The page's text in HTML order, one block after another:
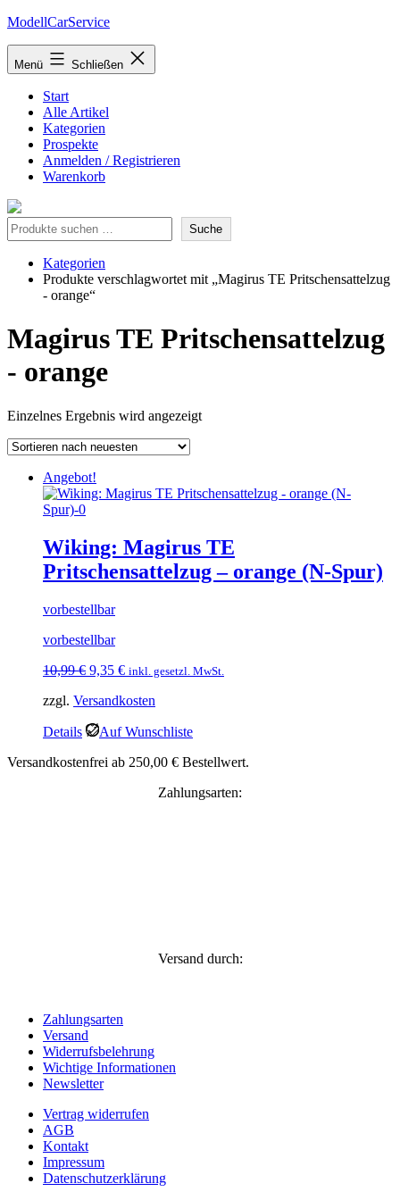
Zum
springen
ModellCarService
Menü Schließen
Start
Alle Artikel
Kategorien
Prospekte
Anmelden / Registrieren
Warenkorb
Suche Suche
Kategorien
Produkte verschlagwortet mit „Magirus TE Pritschensattelzug
- orange“
Magirus TE Pritschensattelzug
- orange
Einzelnes Ergebnis wird angezeigt
Angebot!
Wiking: Magirus TE
Pritschensattelzug – orange (N-Spur)
vorbestellbar
vorbestellbar
10,99€ Ursprünglicher
war:
9,35 €Aktueller
ist:
inkl. gesetzl. MwSt.
zzgl. Versandkosten
Details
Auf Wunschliste
Versandkostenfrei ab 250,00 € Bestellwert.
Zahlungsarten:
Versand durch:
Zahlungsarten
Versand
Widerrufsbelehrung
Wichtige Informationen
Newsletter
Vertrag widerrufen
AGB
Kontakt
Impressum
Datenschutzerklärung